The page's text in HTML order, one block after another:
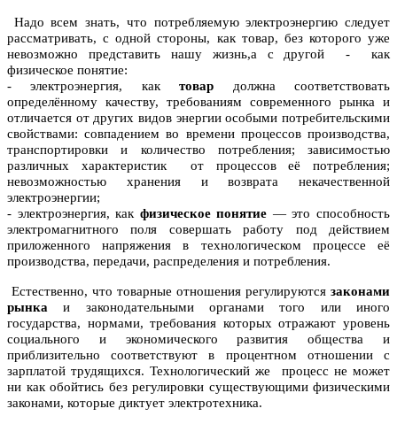
Надо всем знать, что потребляемую электроэнергию следует
рассматривать, с одной стороны, как товар, без которого уже
невозможно представить нашу жизнь,а с другой - как
физическое понятие:
- электроэнергия, кактовар должна соответствовать
определённому качеству, требованиям современного рынка и
отличается от других видов энергии особыми потребительскими
свойствами: совпадением во времени процессов производства,
транспортировки и количество потребления; зависимостью
различных характеристик от процессов её потребления;
невозможностью хранения и возврата некачественной
электроэнергии;
- электроэнергия, как физическое понятие — это способность
электромагнитного поля совершать работу под действием
приложенного напряжения в технологическом процессе её
производства, передачи, распределения и потребления.
Естественно, что товарные отношения регулируются законами
рынка и законодательными органами того или иного
государства, нормами, требования которых отражают уровень
социального и экономического развития общества и
приблизительно соответствуют в процентном отношении с
зарплатой трудящихся. Технологический же процесс не может
ни как обойтись без регулировки существующими физическими
законами, которые диктует электротехника.